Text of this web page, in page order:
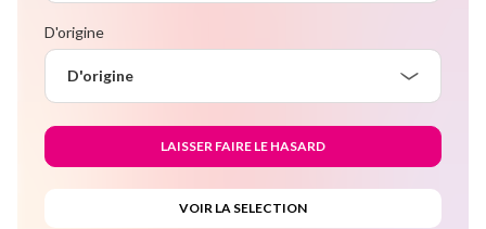
D'origine
D'origine